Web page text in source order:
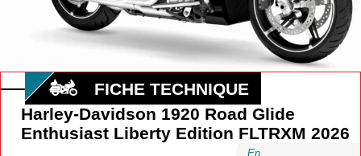
FICHE TECHNIQUE
Harley-Davidson 1920 Road Glide
Enthusiast Liberty Edition FLTRXM 2026
En